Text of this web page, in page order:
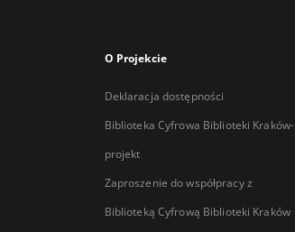
O Projekcie
Deklaracja dostępności
Biblioteka Cyfrowa Biblioteki Kraków-
projekt
Zaproszenie do współpracy z
Biblioteką Cyfrową Biblioteki Kraków